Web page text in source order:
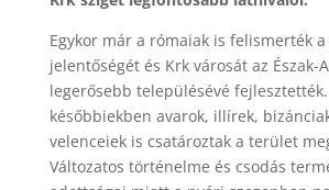
Egykor már a rómaiak is felismerték
jelentőségét és Krk városát az Észak-
legerősebb településévé
későbbiekben avarok, illírek,
velenceiek is csatároztak a terület
Változatos történelme és csodás